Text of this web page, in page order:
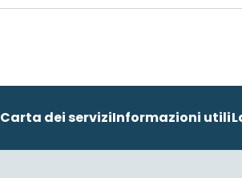
Carta dei serviziInformazioni utili